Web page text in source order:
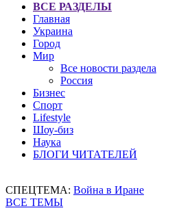
ВСЕ РАЗДЕЛЫ
Главная
Украина
Город
Мир
Все новости раздела
Россия
Бизнес
Спорт
Lifestyle
Шоу-биз
Наука
БЛОГИ ЧИТАТЕЛЕЙ
СПЕЦТЕМА: Война в Иране
ВСЕ ТЕМЫ